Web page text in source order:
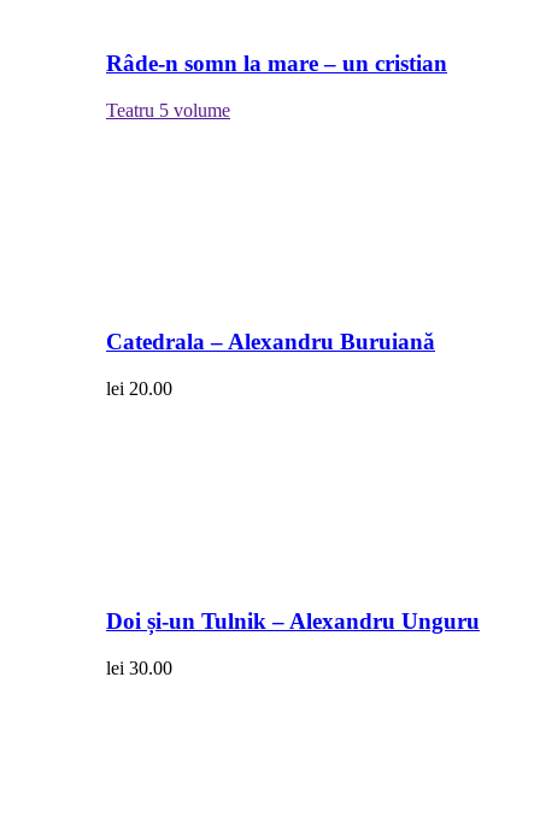
Râde-n somn la mare – un cristian
Teatru 5 volume
Catedrala – Alexandru Buruiană
lei 20.00
Doi și-un Tulnik – Alexandru Unguru
lei 30.00